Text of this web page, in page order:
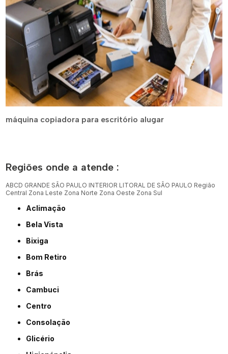
máquina copiadora para escritório alugar
Regiões onde a atende :
ABCD GRANDE SÃO PAULO INTERIOR LITORAL DE SÃO PAULO Região
Central Zona Leste Zona Norte Zona Oeste Zona Sul
Aclimação
Bela Vista
Bixiga
Bom Retiro
Brás
Cambuci
Centro
Consolação
Glicério